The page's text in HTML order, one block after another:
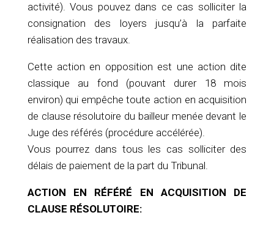
activité). Vous pouvez dans ce cas solliciter la
consignation des loyers jusqu’à la parfaite
réalisation des travaux.
Cette action en opposition est une action dite
classique au fond (pouvant durer 18 mois
environ) qui empêche toute action en acquisition
de clause résolutoire du bailleur menée devant le
Juge des référés (procédure accélérée).
Vous pourrez dans tous les cas solliciter des
délais de paiement de la part du Tribunal.
ACTION EN RÉFÉRÉ EN ACQUISITION DE
CLAUSE RÉSOLUTOIRE: